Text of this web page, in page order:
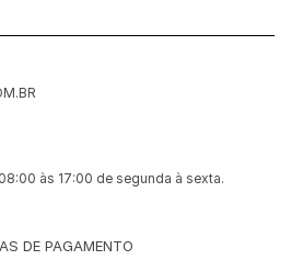
às 17:00 de segunda à sexta.
DE PAGAMENTO